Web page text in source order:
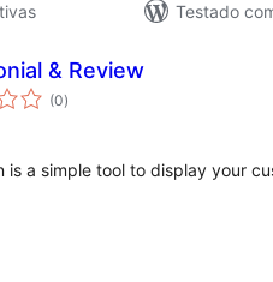
Testado
& Review
(0total
de
)
is a simple tool to display your